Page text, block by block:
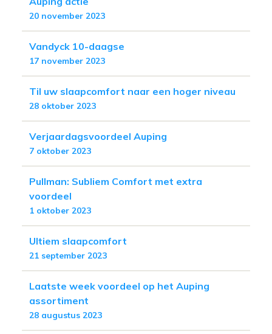
20 november 2023
Vandyck 10-daagse
17 november 2023
Til uw slaapcomfort naar een hoger niveau
28 oktober 2023
Verjaardagsvoordeel Auping
7 oktober 2023
Pullman: Subliem Comfort met extra
voordeel
1 oktober 2023
Ultiem slaapcomfort
21 september 2023
Laatste week voordeel op het Auping
assortiment
28 augustus 2023